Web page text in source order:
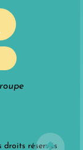
droits réservés